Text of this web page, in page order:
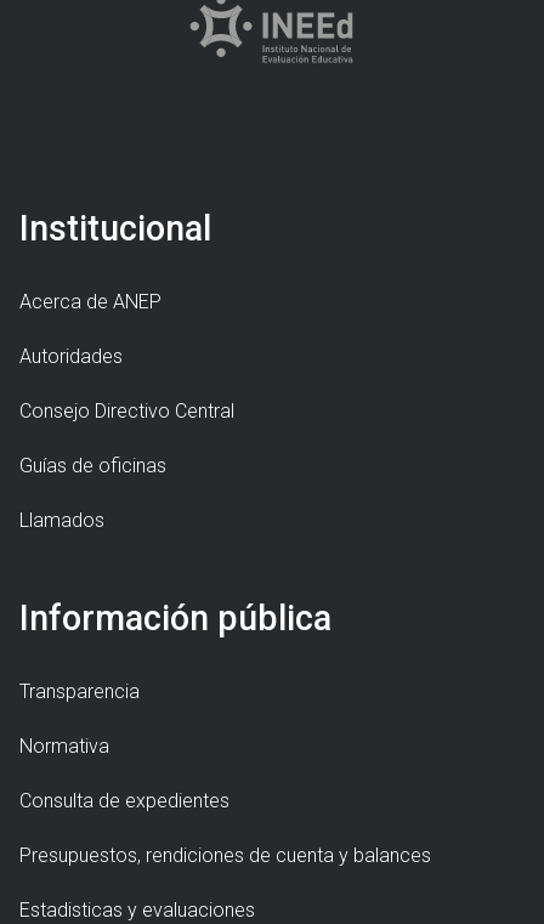
Institucional
Acerca de ANEP
Autoridades
Consejo Directivo Central
Guías de oficinas
Llamados
Información pública
Transparencia
Normativa
Consulta de expedientes
Presupuestos, rendiciones de cuenta y balances
Estadisticas y evaluaciones